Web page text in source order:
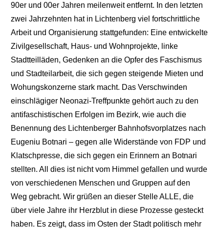
90er und 00er Jahren meilenweit entfernt. In den letzten
zwei Jahrzehnten hat in Lichtenberg viel fortschrittliche
Arbeit und Organisierung stattgefunden: Eine entwickelte
Zivilgesellschaft, Haus- und Wohnprojekte, linke
Stadtteilläden, Gedenken an die Opfer des Faschismus
und Stadteilarbeit, die sich gegen steigende Mieten und
Wohungskonzerne stark macht. Das Verschwinden
einschlägiger Neonazi-Treffpunkte gehört auch zu den
antifaschistischen Erfolgen im Bezirk, wie auch die
Benennung des Lichtenberger Bahnhofsvorplatzes nach
Eugeniu Botnari – gegen alle Widerstände von FDP und
Klatschpresse, die sich gegen ein Erinnern an Botnari
stellten. All dies ist nicht vom Himmel gefallen und wurde
von verschiedenen Menschen und Gruppen auf den
Weg gebracht. Wir grüßen an dieser Stelle ALLE, die
über viele Jahre ihr Herzblut in diese Prozesse gesteckt
haben. Es zeigt, dass im Osten der Stadt politisch mehr